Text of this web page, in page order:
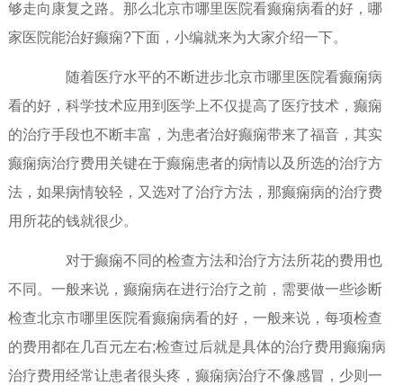
够走向康复之路。那么北京市哪里医院看癫痫病看的好，哪
家医院能治好癫痫?下面，小编就来为大家介绍一下。
随着医疗水平的不断进步北京市哪里医院看癫痫病
看的好，科学技术应用到医学上不仅提高了医疗技术，癫痫
的治疗手段也不断丰富，为患者治好癫痫带来了福音，其实
癫痫病治疗费用关键在于癫痫患者的病情以及所选的治疗方
法，如果病情较轻，又选对了治疗方法，那癫痫病的治疗费
用所花的钱就很少。
对于癫痫不同的检查方法和治疗方法所花的费用也
不同。一般来说，癫痫病在进行治疗之前，需要做一些诊断
检查北京市哪里医院看癫痫病看的好，一般来说，每项检查
的费用都在几百元左右;检查过后就是具体的治疗费用癫痫病
治疗费用经常让患者很头疼，癫痫病治疗不像感冒，少则一